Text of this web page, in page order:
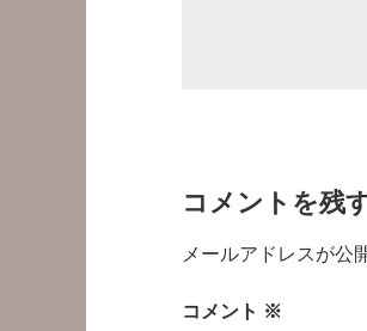
コメントを残
メールアドレスが公
コメント ※